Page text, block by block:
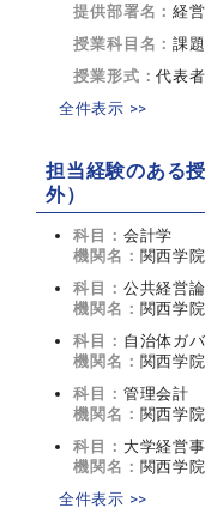
提供部署名：経
授業科目名：課
授業形式：代表者
全件表示 >>
担当経験のある
外）
科目： 会計学
機関名： 関西学
科目： 公共経営論
機関名： 関西学
科目： 自治体ガ
機関名： 関西学
科目： 管理会計
機関名： 関西学
科目： 大学経営
機関名： 関西学
全件表示 >>